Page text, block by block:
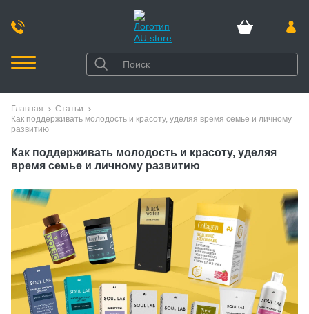
Главная
Статьи
Как поддерживать молодость и красоту, уделяя время семье и личному
развитию
Как поддерживать молодость и красоту, уделяя
время семье и личному развитию